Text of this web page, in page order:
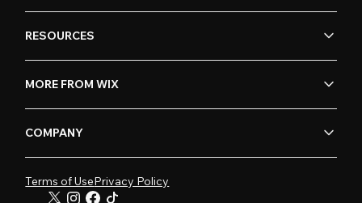
RESOURCES
MORE FROM WIX
COMPANY
Terms of UsePrivacy Policy